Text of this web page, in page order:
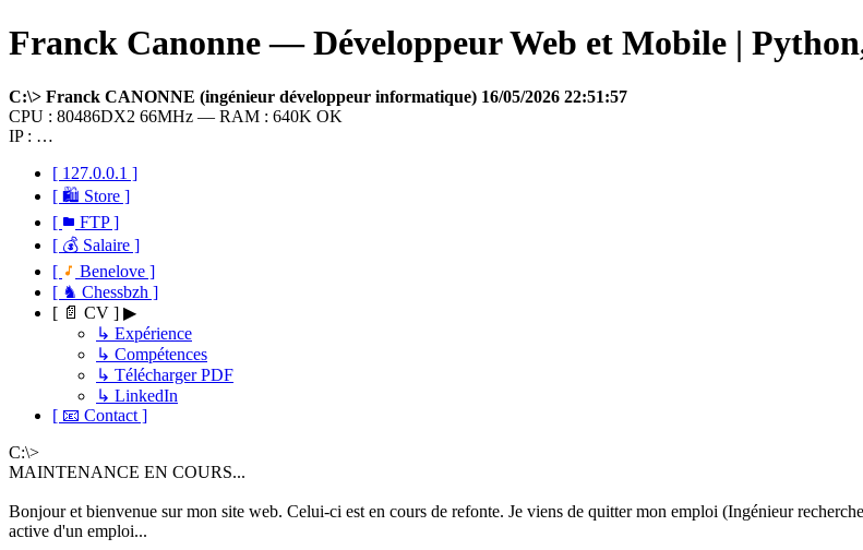
Franck Canonne — Développeur Web et Mobile |
C:\> Franck CANONNE (ingénieur développeur informatique) 16/05/2026 22:51:57
CPU : 80486DX2 66MHz — RAM : 640K OK
IP : …
[ 127.0.0.1 ]
[ 🛍 Store ]
[
FTP ]
[ 💰 Salaire ]
[
Benelove ]
[ ♞ Chessbzh ]
[ 📄 CV ] ▶
↳ Expérience
↳ Compétences
↳ Télécharger PDF
↳ LinkedIn
[ 📧 Contact ]
C:\>
MAINTENANCE EN COURS...
Bonjour et bienvenue sur mon site web. Celui-ci est en cours de refonte. Je viens de quitter mon emploi (Ingénieur
active d'un emploi...